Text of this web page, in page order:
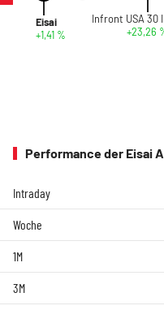
Eisai
+1,41 %
Infront USA 30
+23,26
Performance der Eisai
Intraday
Woche
1M
3M